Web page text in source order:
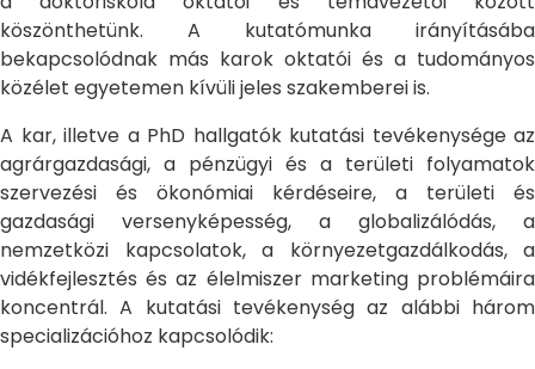
köszönthetünk. A kutatómunka irányításába
bekapcsolódnak más karok oktatói és a tudományos
közélet egyetemen kívüli jeles szakemberei is.
A kar, illetve a PhD hallgatók kutatási tevékenysége az
agrárgazdasági, a pénzügyi és a területi folyamatok
szervezési és ökonómiai kérdéseire, a területi és
gazdasági versenyképesség, a globalizálódás, a
nemzetközi kapcsolatok, a környezetgazdálkodás, a
vidékfejlesztés és az élelmiszer marketing problémáira
koncentrál. A kutatási tevékenység az alábbi három
specializációhoz kapcsolódik: